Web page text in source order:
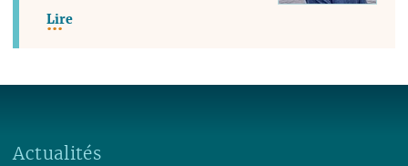
Lire
Actualités